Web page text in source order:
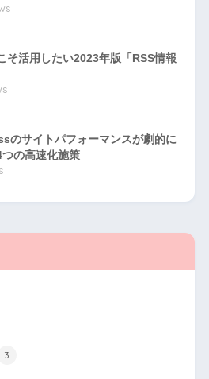
そ活用したい2023年版「RSS情報
のサイトパフォーマンスが劇的に
の高速化施策
3